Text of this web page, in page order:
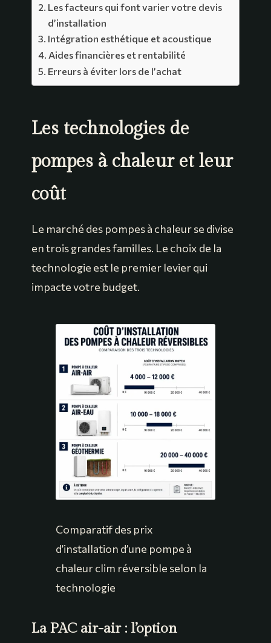
Les facteurs qui font varier votre devis
d’installation
Intégration esthétique et acoustique
Aides financières et rentabilité
Erreurs à éviter lors de l’achat
Les technologies de
pompes à chaleur et leur
coût
Le marché des pompes à chaleur se divise
en trois grandes familles. Le choix de la
technologie est le premier levier qui
impacte votre budget.
Comparatif des prix
d’installation d’une pompe à
chaleur clim réversible selon la
technologie
La PAC air-air : l’option